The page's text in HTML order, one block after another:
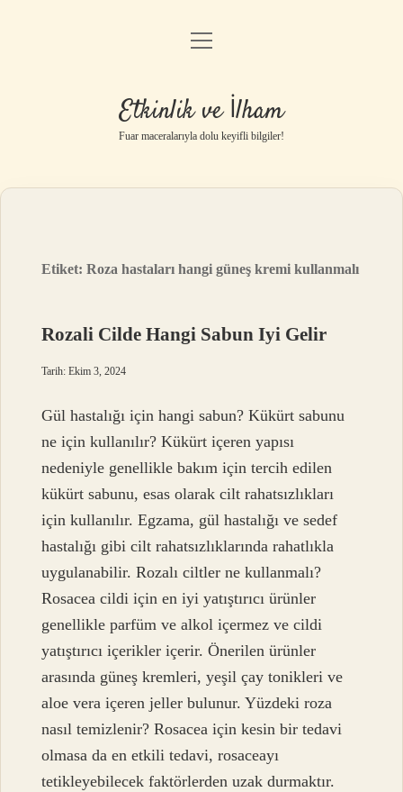
Anasayfa
Gizlilik Politikası
Yasal Uyarı
menüyü
Etkinlik ve İlham
Fuar maceralarıyla dolu keyifli bilgiler!
Etiket:Roza hastaları hangi güneş kremi kullanmalı
Rozali Cilde Hangi Sabun Iyi Gelir
Tarih: Ekim 3, 2024
Gül hastalığı için hangi sabun? Kükürt sabunu
ne için kullanılır? Kükürt içeren yapısı
nedeniyle genellikle bakım için tercih edilen
kükürt sabunu, esas olarak cilt rahatsızlıkları
için kullanılır. Egzama, gül hastalığı ve sedef
hastalığı gibi cilt rahatsızlıklarında rahatlıkla
uygulanabilir. Rozalı ciltler ne kullanmalı?
Rosacea cildi için en iyi yatıştırıcı ürünler
genellikle parfüm ve alkol içermez ve cildi
yatıştırıcı içerikler içerir. Önerilen ürünler
arasında güneş kremleri, yeşil çay tonikleri ve
aloe vera içeren jeller bulunur. Yüzdeki roza
nasıl temizlenir? Rosacea için kesin bir tedavi
olmasa da en etkili tedavi, rosaceayı
tetikleyebilecek faktörlerden uzak durmaktır.